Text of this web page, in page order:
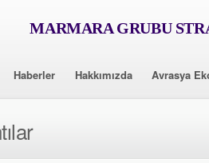
MARMARA GRUBU
Haberler Hakkımızda Avrasya